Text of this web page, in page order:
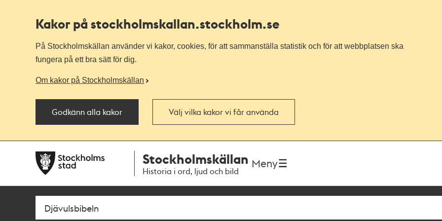
Kakor på stockholmskallan.stockholm.se
På Stockholmskällan använder vi kakor, cookies, för att sammanställa statistik och för att webbplatsen ska
fungera på ett bra sätt för dig.
Om kakor på Stockholmskällan
Godkänn alla kakor Välj vilka kakor vi får använda
navigationen
huvudinnehållet
Stockholmskällan
Historia i ord, ljud och bild
Meny
Sök